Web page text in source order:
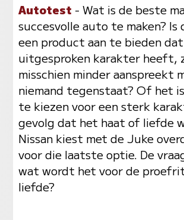
Autotest - Wat is de beste
succesvolle auto te maken? Is
een product aan te bieden
uitgesproken karakter heeft,
misschien minder aanspreekt
niemand tegenstaat? Of het
te kiezen voor een sterk
gevolg dat het haat of liefde
Nissan kiest met de Juke
voor die laatste optie. De
wat wordt het voor de
liefde?